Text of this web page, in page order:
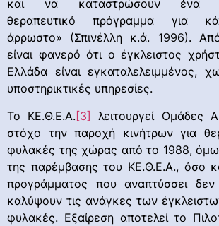
και να καταστρώσουν ένα
θεραπευτικό πρόγραμμα για
άρρωστο» (Σπινέλλη κ.ά. 1996).
είναι φανερό ότι ο έγκλειστος
Ελλάδα είναι εγκαταλελειμμένος,
υποστηρικτικές υπηρεσίες.
Το ΚΕ.Θ.Ε.Α.[3]
λειτουργεί Ομάδες
στόχο την παροχή κινήτρων για
φυλακές της χώρας από το 1988,
της παρέμβασης του ΚΕ.Θ.Ε.Α., όσο
προγράμματος που αναπτύσσει
καλύψουν τις ανάγκες των
φυλακές. Εξαίρεση αποτελεί το